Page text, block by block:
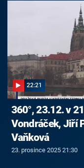
22:21
360°, 23.12. v
Vondráček, Jiří
Vaňková
23. prosince 2025 21:30